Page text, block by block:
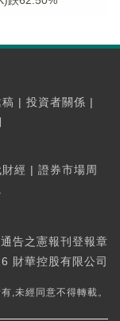
| 投資者關係 |
經 | 證券市場周
告之憲報刊登報章
財華控股有限公司
,未經同意不得轉載。